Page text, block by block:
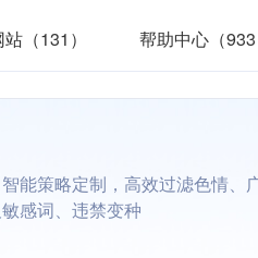
站（131） 帮助中心（933
能策略定制，高效过滤色情、
感词、违禁变种